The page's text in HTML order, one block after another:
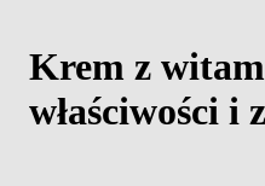
Krem z
właściwości i